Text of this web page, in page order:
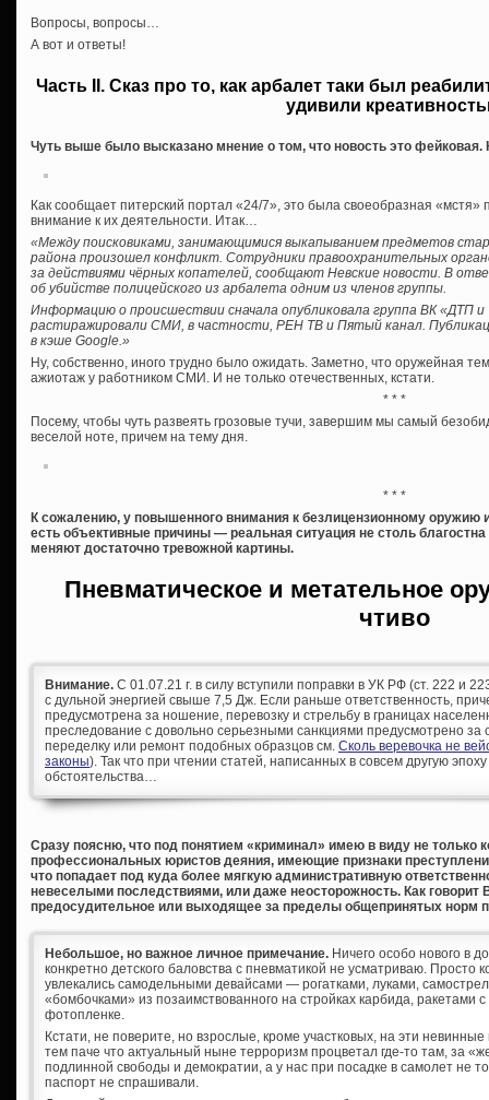
Вопросы, вопросы…
А вот и ответы!
Часть II. Сказ про то, как арбалет таки был
удивили
Чуть выше было высказано мнение о том, что новость это фейковая.
Как сообщает питерский портал «24/7», это была своеобразная «мстя»
внимание к их деятельности. Итак…
«Между поисковиками, занимающимися выкапыванием предметов
района произошел конфликт. Сотрудники правоохранительных
за действиями чёрных копателей, сообщают Невские новости. В
об убийстве полицейского из арбалета одним из членов группы.
Информацию о происшествии сначала опубликовала группа ВК «ДТП
растиражировали СМИ, в частности, РЕН ТВ и Пятый канал.
в кэше Google.»
Ну, собственно, иного трудно было ожидать. Заметно, что оружейная
ажиотаж у работником СМИ. И не только отечественных, кстати.
* * *
Посему, чтобы чуть развеять грозовые тучи, завершим мы самый
веселой ноте, причем на тему дня.
* * *
К сожалению, у повышенного внимания к безлицензионному оружию
есть объективные причины — реальная ситуация не столь
меняют достаточно тревожной картины.
Пневматическое и метательное
чтиво
Внимание. С 01.07.21 г. в силу вступили поправки в УК РФ (ст. 222 и
с дульной энергией свыше 7,5 Дж. Если раньше ответственность,
предусмотрена за ношение, перевозку и стрельбу в границах
преследование с довольно серьезными санкциями предусмотрено за
переделку или ремонт подобных образцов см. Сколь веревочка не
законы). Так что при чтении статей, написанных в совсем другую
обстоятельства…
Сразу поясню, что под понятием «криминал» имею в виду не только
профессиональных юристов деяния, имеющие признаки
что попадает под куда более мягкую административную
невеселыми последствиями, или даже неосторожность. Как говорит
предосудительное или выходящее за пределы общепринятых норм
Небольшое, но важное личное примечание. Ничего особо нового в
конкретно детского баловства с пневматикой не усматриваю. Просто
увлекались самодельными девайсами — рогатками, луками,
«бомбочками» из позаимствованного на стройках карбида, ракетами
фотопленке.
Кстати, не поверите, но взрослые, кроме участковых, на эти
тем паче что актуальный ныне терроризм процветал где-то там, за
подлинной свободы и демократии, а у нас при посадке в самолет не
паспорт не спрашивали.